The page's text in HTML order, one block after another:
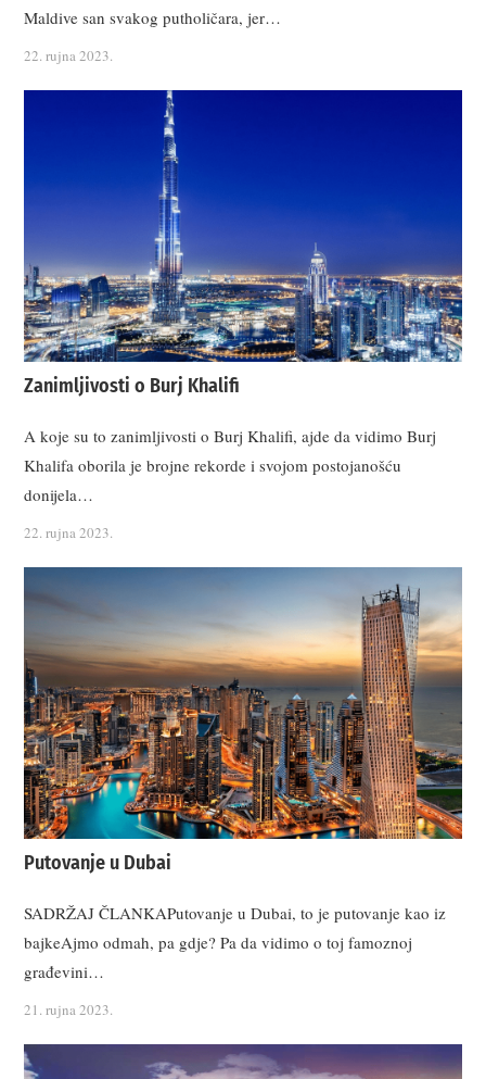
Maldive san svakog putholičara, jer…
22. rujna 2023.
Zanimljivosti o Burj Khalifi
A koje su to zanimljivosti o Burj Khalifi, ajde da vidimo Burj
Khalifa oborila je brojne rekorde i svojom postojanošću
donijela…
22. rujna 2023.
Putovanje u Dubai
SADRŽAJ ČLANKAPutovanje u Dubai, to je putovanje kao iz
bajkeAjmo odmah, pa gdje? Pa da vidimo o toj famoznoj
građevini…
21. rujna 2023.